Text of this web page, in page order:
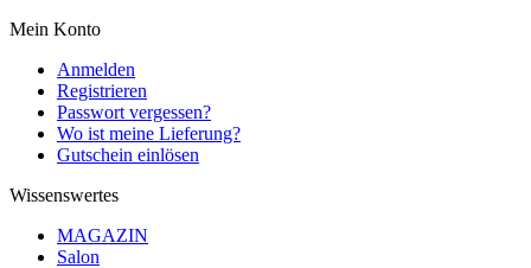
Mein Konto
Anmelden
Registrieren
Passwort vergessen?
Wo ist meine Lieferung?
Gutschein einlösen
Wissenswertes
MAGAZIN
Salon